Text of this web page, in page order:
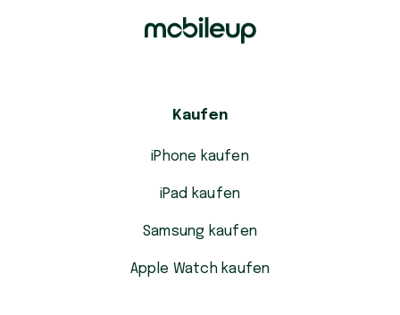
Kaufen
iPhone kaufen
iPad kaufen
Samsung kaufen
Apple Watch kaufen